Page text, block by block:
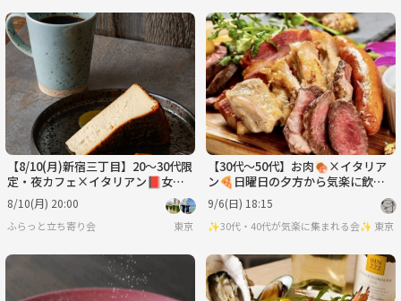
【8/10(月)新宿三丁目】20〜30代限
定・夜カフェ×イタリアン📕女性
主催・夜景と語る少人数会☕️
8/10(月) 20:00
ふらっと立ち寄り会 東京
【30代〜50代】お肉🍖×イタリア
ン🍕日曜日の夕方から気楽に飲み
ましょう😊✨🍹3時間飲み放題🍻
✨
9/6(日) 18:15
✨30代・40代が気楽に集まれる会✨ 東京